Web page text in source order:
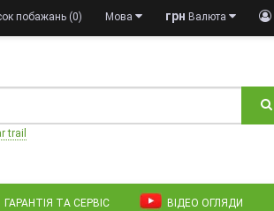
грн Валюта
Мова
побажань (0)
trail
ГАРАНТІЯ ТА СЕРВІС ВІДЕО ОГЛЯДИ